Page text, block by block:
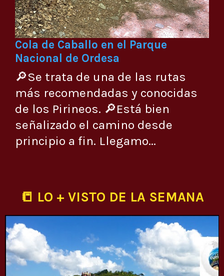
Cola de Caballo en el Parque
Nacional de Ordesa
🔎Se trata de una de las rutas
más recomendadas y conocidas
de los Pirineos. 🔎Está bien
señalizado el camino desde
principio a fin. Llegamo...
📒 LO + VISTO DE LA SEMANA